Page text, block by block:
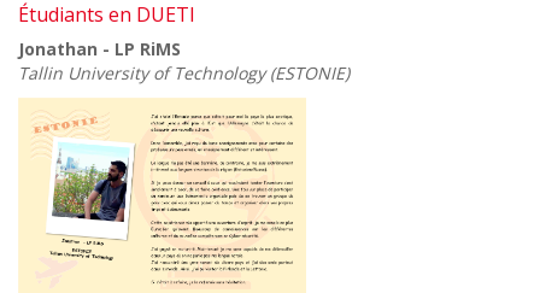
Étudiants en DUETI
Jonathan - LP RiMS
Tallin University of Technology (ESTONIE)